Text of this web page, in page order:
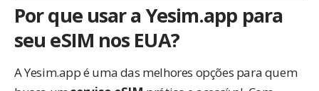
Por que usar a Yesim.app para
seu eSIM nos EUA?
AYesim.appé uma das melhores opções para quem